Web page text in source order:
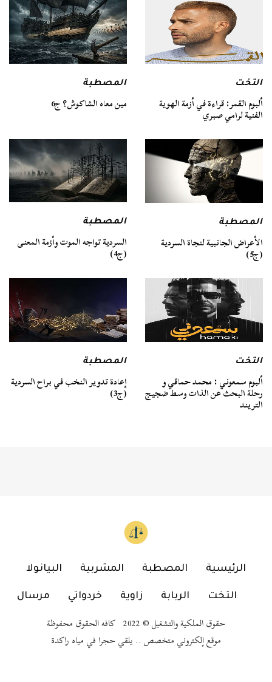
التخت
ألبوم القمر: قراءة في أزمة الهوية
الفنية لرامي صبري
المصطبة
مين معاه الشاكوش؟ ج6
المصطبة
الأعراض الجانبية لنجاة السردية
(ج5)
المصطبة
السردية تواجه الموت وأزمة المعنى
(ج4)
التخت
ألبوم سمعوني : محمد حماقي و
رحلة البحث عن الذات وسط ضجيج
التريند
المصطبة
إعادة تدوير النخب في براح السردية
(ج3)
الرئيسية المصطبة المشربية البيانولا
التخت الربابة زاوية خردواتي مرسال
حقوق الملكية والتشغيل © 2022 كافه الحقوق محفوظة
موقع إلكتروني متخصص .. يلقي حجرا في مياه راكدة